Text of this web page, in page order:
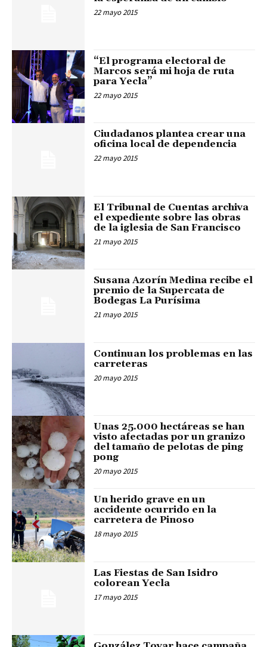
22 mayo 2015
“El programa electoral de
Marcos será mi hoja de ruta
para Yecla”
22 mayo 2015
Ciudadanos plantea crear una
oficina local de dependencia
22 mayo 2015
El Tribunal de Cuentas archiva
el expediente sobre las obras
de la iglesia de San Francisco
21 mayo 2015
Susana Azorín Medina recibe el
premio de la Supercata de
Bodegas La Purísima
21 mayo 2015
Continuan los problemas en las
carreteras
20 mayo 2015
Unas 25.000 hectáreas se han
visto afectadas por un granizo
del tamaño de pelotas de ping
pong
20 mayo 2015
Un herido grave en un
accidente ocurrido en la
carretera de Pinoso
18 mayo 2015
Las Fiestas de San Isidro
colorean Yecla
17 mayo 2015